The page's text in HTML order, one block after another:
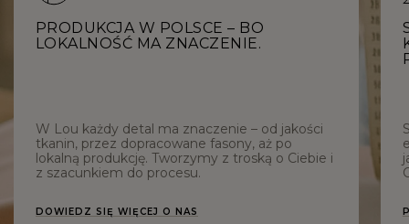
PRODUKCJA W POLSCE – BO
LOKALNOŚĆ MA ZNACZENIE.
W Lou każdy detal ma znaczenie – od jakości
tkanin, przez dopracowane fasony, aż po
lokalną produkcję. Tworzymy z troską o Ciebie i
z szacunkiem do procesu.
DOWIEDZ SIĘ WIĘCEJ O NAS